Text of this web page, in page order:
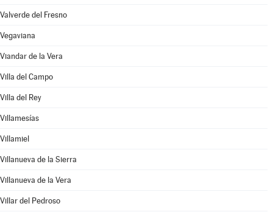
Valverde del Fresno
Vegaviana
Viandar de la Vera
Villa del Campo
Villa del Rey
Villamesías
Villamiel
Villanueva de la Sierra
Villanueva de la Vera
Villar del Pedroso